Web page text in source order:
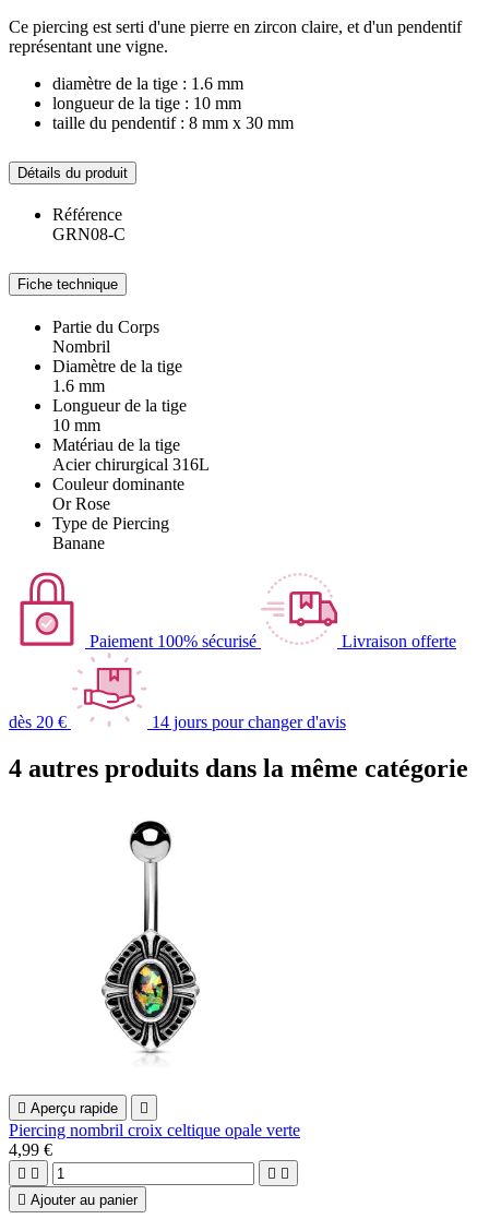
Ce piercing est serti d'une pierre en zircon claire, et d'un pendentif
représentant une vigne.
diamètre de la tige : 1.6 mm
longueur de la tige : 10 mm
taille du pendentif : 8 mm x 30 mm
Détails du produit
Référence
GRN08-C
Fiche technique
Partie du Corps
Nombril
Diamètre de la tige
1.6 mm
Longueur de la tige
10 mm
Matériau de la tige
Acier chirurgical 316L
Couleur dominante
Or Rose
Type de Piercing
Banane
Paiement 100% sécurisé Livraison offerte
dès 20 € 14 jours pour changer d'avis
4 autres produits dans la même catégorie
 Aperçu rapide 
Piercing nombril croix celtique opale verte
4,99 €
   
 Ajouter au panier